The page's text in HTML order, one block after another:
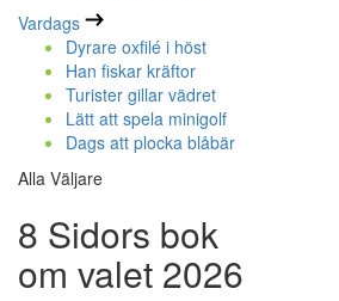
Vardags
Dyrare oxfilé i höst
Han fiskar kräftor
Turister gillar vädret
Lätt att spela minigolf
Dags att plocka blåbär
Alla Väljare
8 Sidors bok
om valet 2026